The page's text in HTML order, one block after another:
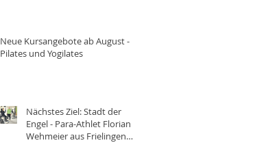
Neue Kursangebote ab August -
Pilates und Yogilates
Nächstes Ziel: Stadt der
Engel - Para-Athlet Florian
Wehmeier aus Frielingen